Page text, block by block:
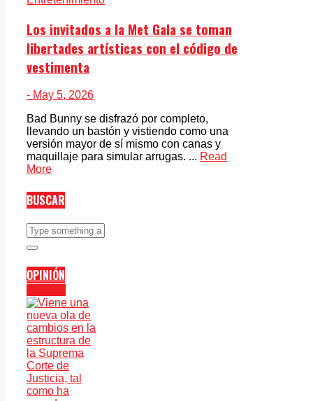
Los invitados a la Met Gala se toman
libertades artísticas con el código de
vestimenta
- May 5, 2026
Bad Bunny se disfrazó por completo,
llevando un bastón y vistiendo como una
versión mayor de sí mismo con canas y
maquillaje para simular arrugas. ... Read
More
BUSCAR
OPINIÓN